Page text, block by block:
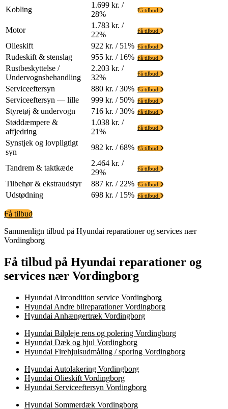
Kobling
1.699 kr. /
28%
Få tilbud
Motor
1.783 kr. /
22%
Få tilbud
Olieskift 922 kr. / 51% Få tilbud
Rudeskift & stenslag 955 kr. / 16% Få tilbud
Rustbeskyttelse /
Undervognsbehandling
2.203 kr. /
32%
Få tilbud
Serviceeftersyn 880 kr. / 30% Få tilbud
Serviceeftersyn — lille 999 kr. / 50% Få tilbud
Styretøj & undervogn 716 kr. / 30% Få tilbud
Støddæmpere &
affjedring
1.038 kr. /
21%
Få tilbud
Synstjek og lovpligtigt
syn
982 kr. / 68% Få tilbud
Tandrem & taktkæde
2.464 kr. /
29%
Få tilbud
Tilbehør & ekstraudstyr 887 kr. / 22% Få tilbud
Udstødning 698 kr. / 15% Få tilbud
Få tilbud
Sammenlign tilbud på Hyundai reparationer og services nær
Vordingborg
Få tilbud på Hyundai reparationer og
services nær Vordingborg
Hyundai Aircondition service Vordingborg
Hyundai Andre bilreparationer Vordingborg
Hyundai Anhængertræk Vordingborg
Hyundai Bilpleje rens og polering Vordingborg
Hyundai Dæk og hjul Vordingborg
Hyundai Firehjulsudmåling / sporing Vordingborg
Hyundai Autolakering Vordingborg
Hyundai Olieskift Vordingborg
Hyundai Serviceeftersyn Vordingborg
Hyundai Sommerdæk Vordingborg